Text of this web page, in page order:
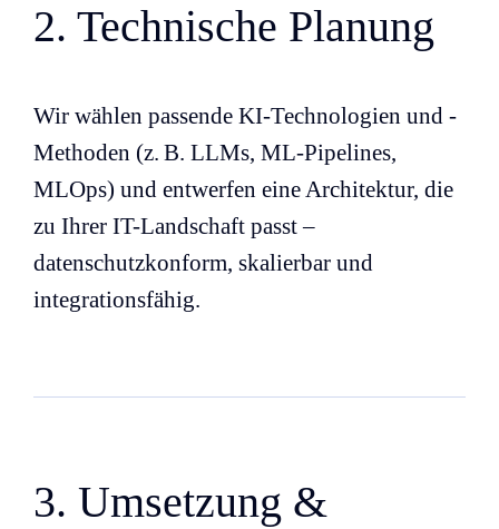
2. Technische Planung
Wir wählen passende KI-Technologien und -
Methoden (z. B. LLMs, ML-Pipelines,
MLOps) und entwerfen eine Architektur, die
zu Ihrer IT-Landschaft passt –
datenschutzkonform, skalierbar und
integrationsfähig.
3. Umsetzung &